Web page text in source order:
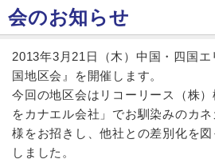
会のお知らせ
2013年3月21日（木）中国・四国
国地区会』を開催します。
今回の地区会はリコーリース（株
をカナエル会社」でお馴染みのカネ
様をお招きし、他社との差別化を
しました。